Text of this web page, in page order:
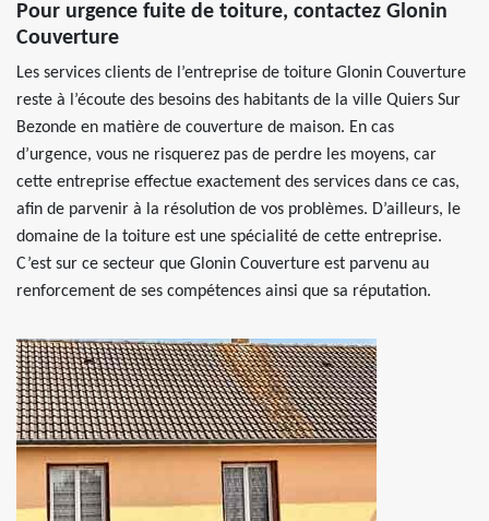
Pour urgence fuite de toiture, contactez Glonin
Couverture
Les services clients de l’entreprise de toiture Glonin Couverture
reste à l’écoute des besoins des habitants de la ville Quiers Sur
Bezonde en matière de couverture de maison. En cas
d’urgence, vous ne risquerez pas de perdre les moyens, car
cette entreprise effectue exactement des services dans ce cas,
afin de parvenir à la résolution de vos problèmes. D’ailleurs, le
domaine de la toiture est une spécialité de cette entreprise.
C’est sur ce secteur que Glonin Couverture est parvenu au
renforcement de ses compétences ainsi que sa réputation.